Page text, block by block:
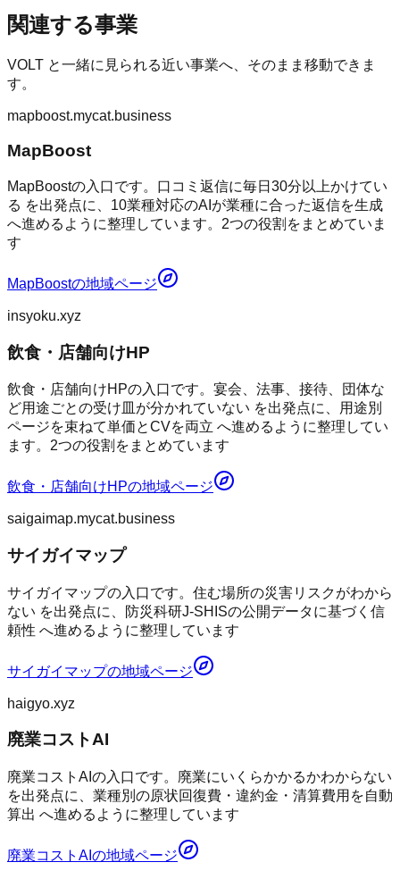
関連する事業
VOLT と一緒に見られる近い事業へ、そのまま移動できま
す。
mapboost.mycat.business
MapBoost
MapBoostの入口です。口コミ返信に毎日30分以上かけてい
る を出発点に、10業種対応のAIが業種に合った返信を生成
へ進めるように整理しています。2つの役割をまとめていま
す
MapBoostの地域ページ
insyoku.xyz
飲食・店舗向けHP
飲食・店舗向けHPの入口です。宴会、法事、接待、団体な
ど用途ごとの受け皿が分かれていない を出発点に、用途別
ページを束ねて単価とCVを両立 へ進めるように整理してい
ます。2つの役割をまとめています
飲食・店舗向けHPの地域ページ
saigaimap.mycat.business
サイガイマップ
サイガイマップの入口です。住む場所の災害リスクがわから
ない を出発点に、防災科研J-SHISの公開データに基づく信
頼性 へ進めるように整理しています
サイガイマップの地域ページ
haigyo.xyz
廃業コストAI
廃業コストAIの入口です。廃業にいくらかかるかわからない
を出発点に、業種別の原状回復費・違約金・清算費用を自動
算出 へ進めるように整理しています
廃業コストAI の地域ページ